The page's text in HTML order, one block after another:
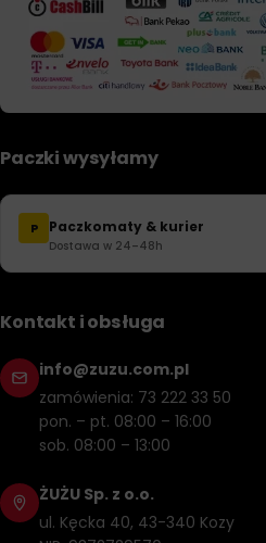
Paczki wysyłamy
P Paczkomaty & kurier
Dostawa w 24–48h
Kontakt i obsługa
info@zuzu.com.pl
zamówienia: 73 222 33 50
pon. – pt. 08:00 – 16:00
sob. 08:00 – 13:00
ŻUŻU Sp. z o.o.
ul. Kęcka 40, 43-340 Kozy